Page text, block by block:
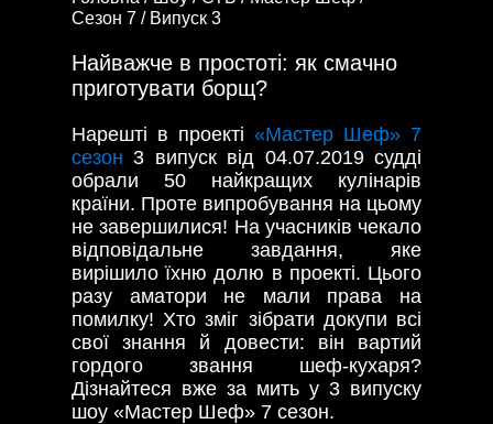
Сезон 7 / Випуск 3
Найважче в простоті: як смачно
приготувати борщ?
Нарешті в проекті «Мастер Шеф» 7
сезон 3 випуск від 04.07.2019 судді
обрали 50 найкращих кулінарів
країни. Проте випробування на цьому
не завершилися! На учасників чекало
відповідальне завдання, яке
вирішило їхню долю в проекті. Цього
разу аматори не мали права на
помилку! Хто зміг зібрати докупи всі
свої знання й довести: він вартий
гордого звання шеф-кухаря?
Дізнайтеся вже за мить у 3 випуску
шоу «Мастер Шеф» 7 сезон.